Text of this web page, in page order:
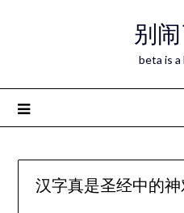
别闹
beta is
汉字真是圣经中的